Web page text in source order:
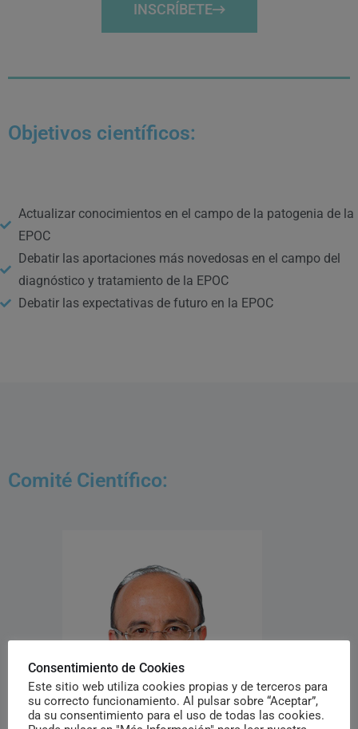
INSCRÍBETE
Objetivos científicos:
Actualizar conocimientos en el campo de la patogenia de la
EPOC
Debatir las aportaciones más novedosas en el campo del
diagnóstico y tratamiento de la EPOC
Debatir las expectativas de futuro en la EPOC
Comité Científico:
Consentimiento de Cookies
Este sitio web utiliza cookies propias y de terceros para
su correcto funcionamiento. Al pulsar sobre “Aceptar”,
da su consentimiento para el uso de todas las cookies.